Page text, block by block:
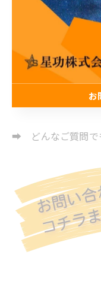
* 修繕工事と改修
* 外壁塗装ってい
* 修繕工事って具
➡ どんなご質問で
お